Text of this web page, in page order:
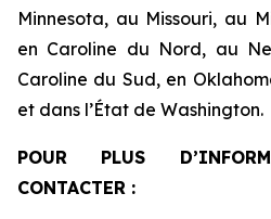
Minnesota, au Missouri, au
en Caroline du Nord, au
Caroline du Sud, en
et dans l’État de Washington.
POUR PLUS
CONTACTER :